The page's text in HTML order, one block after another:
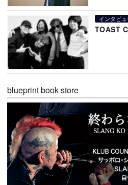
インタビュ
TOAST
blueprint book store